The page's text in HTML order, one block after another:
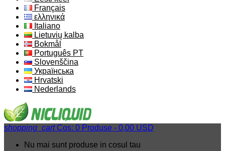
Français
ελληνικά
Italiano
Lietuvių kalba
Bokmål
Português PT
Slovenščina
Українська
Hrvatski
Nederlands
shopping_cart Cos: 0 Produse - 0,00 USD
Nu mai sunt produse in cosul tau